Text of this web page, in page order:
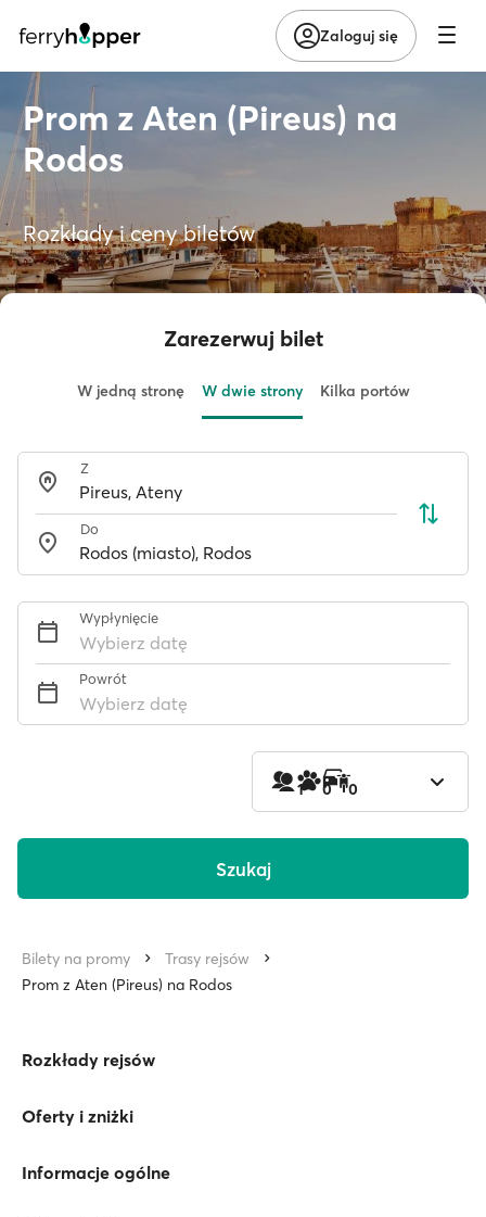
Zaloguj się
Prom z Aten (Pireus) na
Rodos
Rozkłady i ceny biletów
Zarezerwuj bilet
W jedną stronę W dwie strony Kilka portów
Z
Do
Wypłynięcie
Wybierz datę
Powrót
Wybierz datę
1 0 0
Szukaj
Bilety na promy
Trasy rejsów
Prom z Aten (Pireus) na Rodos
Rozkłady rejsów
Oferty i zniżki
Informacje ogólne